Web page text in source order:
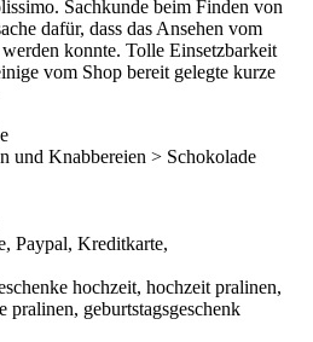
Sachkunde beim Finden von
dafür, dass das Ansehen vom
konnte. Tolle Einsetzbarkeit
vom Shop bereit gelegte kurze
und Knabbereien > Schokolade
Paypal, Kreditkarte,
hochzeit, hochzeit pralinen,
pralinen, geburtstagsgeschenk